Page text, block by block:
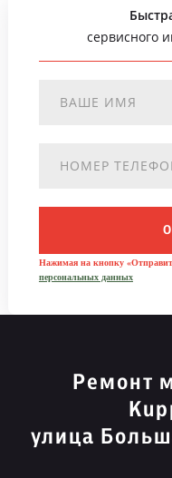
сервисного
Нажимая на кнопку
персональных данных
Ремонт
улица